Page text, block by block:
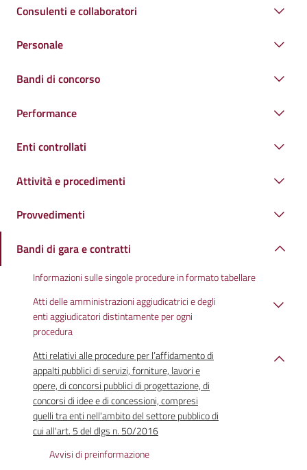
Consulenti e collaboratori
Personale
Bandi di concorso
Performance
Enti controllati
Attività e procedimenti
Provvedimenti
Bandi di gara e contratti
Informazioni sulle singole procedure in formato tabellare
Atti delle amministrazioni aggiudicatrici e degli
enti aggiudicatori distintamente per ogni
procedura
Atti relativi alle procedure per l’affidamento di
appalti pubblici di servizi, forniture, lavori e
opere, di concorsi pubblici di progettazione, di
concorsi di idee e di concessioni, compresi
quelli tra enti nell'ambito del settore pubblico di
cui all'art. 5 del dlgs n. 50/2016
Avvisi di preinformazione